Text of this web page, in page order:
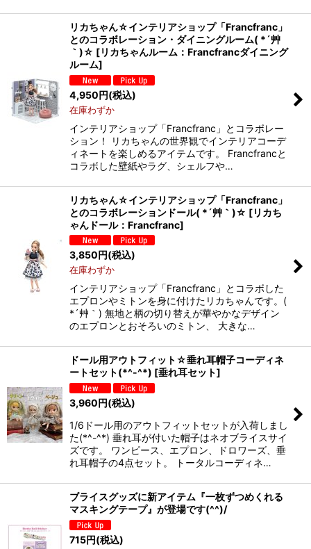
リカちゃん☆インテリアショップ「Francfranc」
とのコラボレーション・ダイニングルーム( *´艸
｀)☆ [リカちゃんルーム：Francfrancダイニング
ルーム]
4,950円(税込)
在庫わずか
インテリアショップ「Francfranc」とコラボレー
ション！ リカちゃんの世界観でインテリアコーデ
ィネートを楽しめるアイテムです。 Francfrancと
コラボした壁紙やラグ、シェルフや…
リカちゃん☆インテリアショップ「Francfranc」
とのコラボレーションドール( *´艸｀)☆ [リカち
ゃんドール：Francfranc]
3,850円(税込)
在庫わずか
インテリアショップ「Francfranc」とコラボした
エプロンやミトンを身に付けたリカちゃんです。(
*´艸｀) 無地と柄の切り替えが華やかなデザイン
のエプロンとおそろいのミトン、 大きな…
ドール用アウトフィット☆垂れ耳帽子コーディネ
ートセット(*^-^*) [垂れ耳セット]
3,960円(税込)
1/6ドール用のアウトフィットセットが入荷しまし
た(*^-^*) 垂れ耳が付いた帽子はネオブライスサイ
ズです。 ワンピース、エプロン、ドロワーズ、垂
れ耳帽子の4点セット。 トータルコーディネ…
ブライスグッズに新アイテム『一枚ずつめくれる
マスキングテープ』が登場です(^^)/
715円(税込)